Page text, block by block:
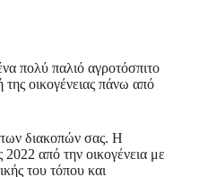
πολύ παλιό αγροτόσπιτο
της οικογένειας πάνω από
των διακοπών σας. Η
2022 από την οικογένεια με
του τόπου και